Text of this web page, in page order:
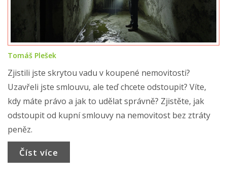
Tomáš Plešek
Zjistili jste skrytou vadu v koupené nemovitosti?
Uzavřeli jste smlouvu, ale teď chcete odstoupit? Víte,
kdy máte právo a jak to udělat správně? Zjistěte, jak
odstoupit od kupní smlouvy na nemovitost bez ztráty
peněz.
Číst více